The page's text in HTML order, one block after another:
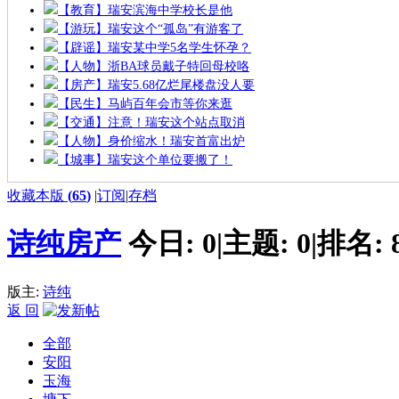
【教育】瑞安滨海中学校长是他
【游玩】瑞安这个“孤岛”有游客了
【辟谣】瑞安某中学5名学生怀孕？
【人物】浙BA球员戴子特回母校咯
【房产】瑞安5.68亿烂尾楼盘没人要
【民生】马屿百年会市等你来逛
【交通】注意！瑞安这个站点取消
【人物】身价缩水！瑞安首富出炉
【城事】瑞安这个单位要搬了！
收藏本版 (65) |订阅|存档
诗纯房产 今日: 0|主题: 0|排名:
版主: 诗纯
返 回
全部
安阳
玉海